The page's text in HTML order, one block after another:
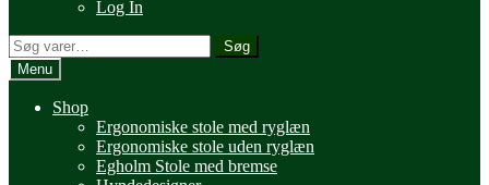
Log In
Søg
efter:
Søg
Menu
Shop
Ergonomiske stole med ryglæn
Ergonomiske stole uden ryglæn
Egholm Stole med bremse